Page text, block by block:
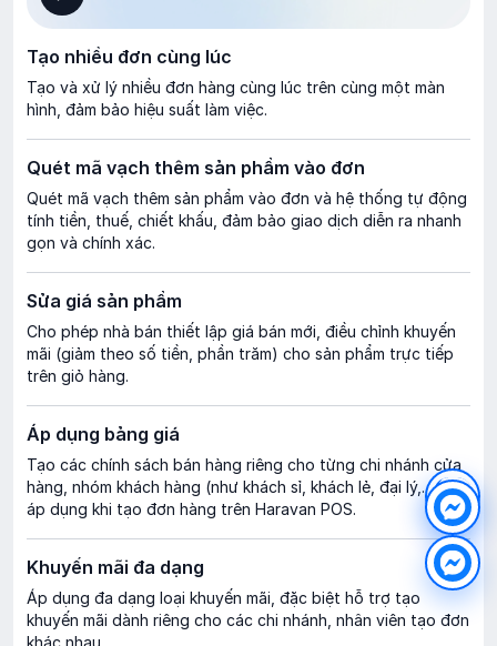
Tạo nhiều đơn cùng lúc
Tạo và xử lý nhiều đơn hàng cùng lúc trên cùng một màn
hình, đảm bảo hiệu suất làm việc.
Quét mã vạch thêm sản phẩm vào đơn
Quét mã vạch thêm sản phẩm vào đơn và hệ thống tự động
tính tiền, thuế, chiết khấu, đảm bảo giao dịch diễn ra nhanh
gọn và chính xác.
Sửa giá sản phẩm
Cho phép nhà bán thiết lập giá bán mới, điều chỉnh khuyến
mãi (giảm theo số tiền, phần trăm) cho sản phẩm trực tiếp
trên giỏ hàng.
Áp dụng bảng giá
Tạo các chính sách bán hàng riêng cho từng chi nhánh cửa
hàng, nhóm khách hàng (như khách sỉ, khách lẻ, đại lý,...) và
áp dụng khi tạo đơn hàng trên Haravan POS.
Khuyến mãi đa dạng
Áp dụng đa dạng loại khuyến mãi, đặc biệt hỗ trợ tạo
khuyến mãi dành riêng cho các chi nhánh, nhân viên tạo đơn
khác nhau.